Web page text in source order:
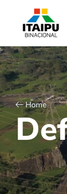
Home
De